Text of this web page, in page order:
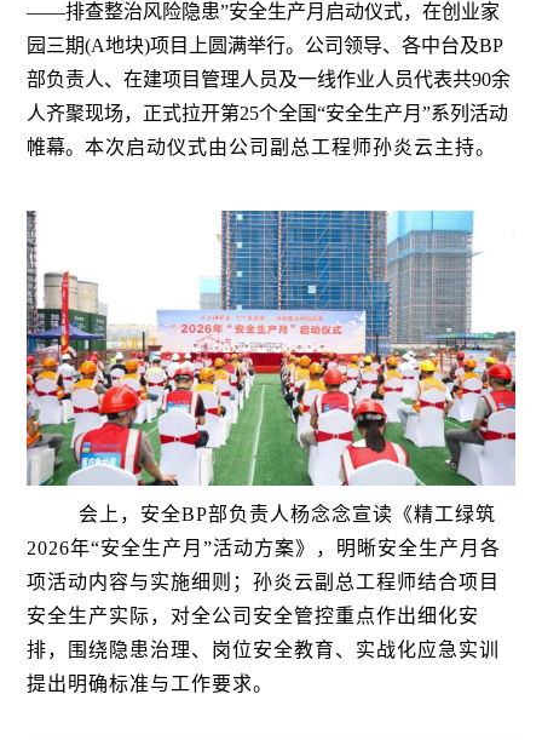
——排查整治风险隐患”安全生产月启动仪式，在创业家
园三期(A地块)项目上圆满举行。公司领导、各中台及BP
部负责人、在建项目管理人员及一线作业人员代表共90余
人齐聚现场，正式拉开第25个全国“安全生产月”系列活动
帷幕。本次启动仪式由公司副总工程师孙炎云主持。
会上，安全BP部负责人杨念念宣读《精工绿筑
2026年“安全生产月”活动方案》，明晰安全生产月各
项活动内容与实施细则；孙炎云副总工程师结合项目
安全生产实际，对全公司安全管控重点作出细化安
排，围绕隐患治理、岗位安全教育、实战化应急实训
提出明确标准与工作要求。